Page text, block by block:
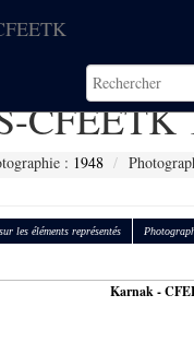
CFEETK
: 1948
les éléments représentés